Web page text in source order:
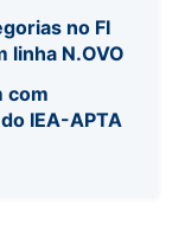
no FI
linha N.OVO
com
IEA-APTA